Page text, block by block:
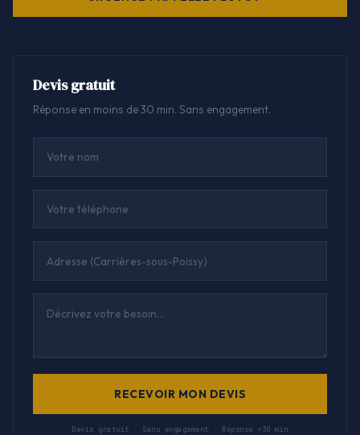
Devis gratuit
Réponse en moins de 30 min. Sans engagement.
RECEVOIR MON DEVIS
Devis gratuit · Sans engagement · Réponse <30 min